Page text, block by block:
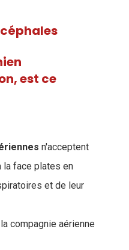
est ce
n'acceptent
la face plates en
et de leur
compagnie aérienne